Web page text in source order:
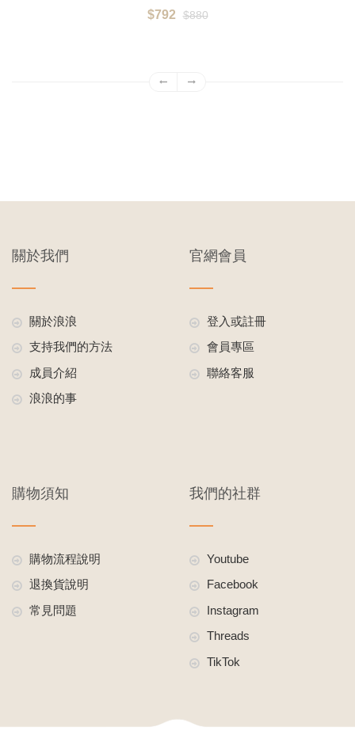
$792 $880
關於我們
關於浪浪
支持我們的方法
成員介紹
浪浪的事
官網會員
登入或註冊
會員專區
聯絡客服
購物須知
購物流程說明
退換貨說明
常見問題
我們的社群
Youtube
Facebook
Instagram
Threads
TikTok